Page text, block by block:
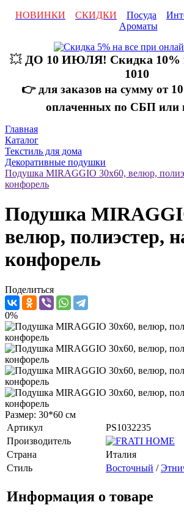
НОВИНКИ
СКИДКИ Посуда
Ароматы
💥 ДО 10 ИЮЛЯ! Скидка 10%
1010
👉 для заказов на сумму от
оплаченных по СБП или
Главная
Каталог
Текстиль для дома
Декоративные подушки
Подушка MIRAGGIO 30х60, велюр,
конфорель
Подушка
велюр, полиэстер,
конфорель
Поделиться
0%
Размер: 30*60 см
Артикул
PS1032235
Производитель
Страна
Италия
Стиль
Восточный /
Информация о товаре